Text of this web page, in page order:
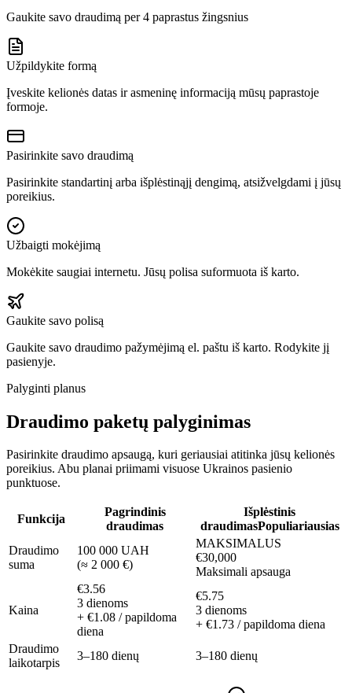
Gaukite savo draudimą per 4 paprastus žingsnius
Užpildykite formą
Įveskite kelionės datas ir asmeninę informaciją mūsų paprastoje
formoje.
Pasirinkite savo draudimą
Pasirinkite standartinį arba išplėstinąjį dengimą, atsižvelgdami į jūsų
poreikius.
Užbaigti mokėjimą
Mokėkite saugiai internetu. Jūsų polisa suformuota iš karto.
Gaukite savo polisą
Gaukite savo draudimo pažymėjimą el. paštu iš karto. Rodykite jį
pasienyje.
Palyginti planus
Draudimo paketų palyginimas
Pasirinkite draudimo apsaugą, kuri geriausiai atitinka jūsų kelionės
poreikius. Abu planai priimami visuose Ukrainos pasienio
punktuose.
Funkcija
Pagrindinis
draudimas
Išplėstinis
draudimasPopuliariausias
Draudimo
suma
100 000 UAH
(≈ 2 000 €)
MAKSIMALUS
€30,000
Maksimali apsauga
Kaina
€3.56
3 dienoms
+ €1.08 / papildoma
diena
€5.75
3 dienoms
+ €1.73 / papildoma diena
Draudimo
laikotarpis
3–180 dienų 3–180 dienų